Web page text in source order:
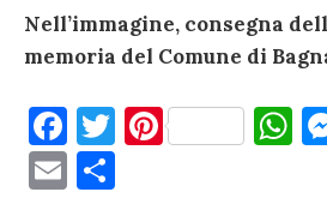
Nell’immagine, consegna
memoria del Comune di
F
a
T Pi
E